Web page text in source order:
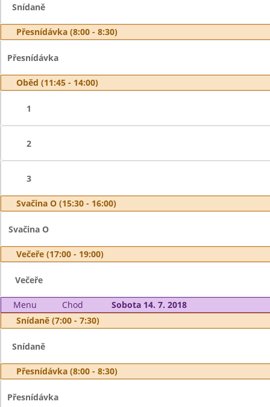
Snídaně
Přesnídávka (8:00 - 8:30)
Přesnídávka
Oběd (11:45 - 14:00)
1
2
3
Svačina O (15:30 - 16:00)
Svačina O
Večeře (17:00 - 19:00)
Večeře
Menu Chod
Sobota 14. 7. 2018
Snídaně (7:00 - 7:30)
Snídaně
Přesnídávka (8:00 - 8:30)
Přesnídávka